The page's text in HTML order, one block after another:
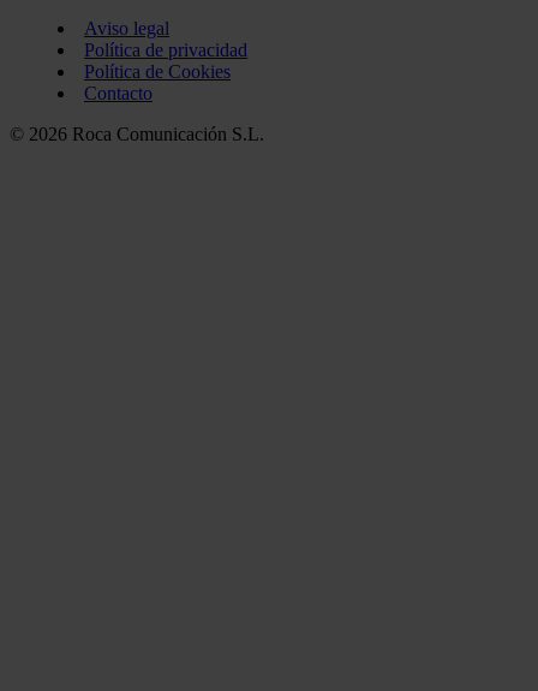
Aviso legal
Política de privacidad
Política de Cookies
Contacto
© 2026 Roca Comunicación S.L.